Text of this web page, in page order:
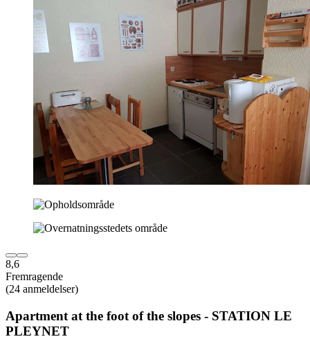
8,6
Fremragende
(24 anmeldelser)
Apartment at the foot of the slopes - STATION LE
PLEYNET